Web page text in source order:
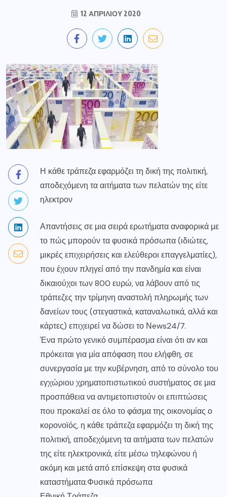
12 ΑΠΡΙΛΊΟΥ 2020
Η κάθε τράπεζα εφαρμόζει τη δική της πολιτική,
αποδεχόμενη τα αιτήματα των πελατών της είτε
ηλεκτρον
Απαντήσεις σε μια σειρά ερωτήματα αναφορικά με
το πώς μπορούν τα φυσικά πρόσωπα (ιδιώτες,
μικρές επιχειρήσεις και ελεύθεροι επαγγελματίες),
που έχουν πληγεί από την πανδημία και είναι
δικαιούχοι των 800 ευρώ, να λάβουν από τις
τράπεζες την τρίμηνη αναστολή πληρωμής των
δανείων τους (στεγαστικά, καταναλωτικά, αλλά και
κάρτες) επιχειρεί να δώσει το Νews24/7.
Ένα πρώτο γενικό συμπέρασμα είναι ότι αν και
πρόκειται για μία απόφαση που ελήφθη, σε
συνεργασία με την κυβέρνηση, από το σύνολο του
εγχώριου χρηματοπιστωτικού συστήματος σε μια
προσπάθεια να αντιμετοπιστούν οι επιπτώσεις
που προκαλεί σε όλο το φάσμα της οικονομίας ο
κορονοϊός, η κάθε τράπεζα εφαρμόζει τη δική της
πολιτική, αποδεχόμενη τα αιτήματα των πελατών
της είτε ηλεκτρονικά, είτε μέσω τηλεφώνου ή
ακόμη και μετά από επίσκεψη στα φυσικά
καταστήματα.Φυσικά πρόσωπα